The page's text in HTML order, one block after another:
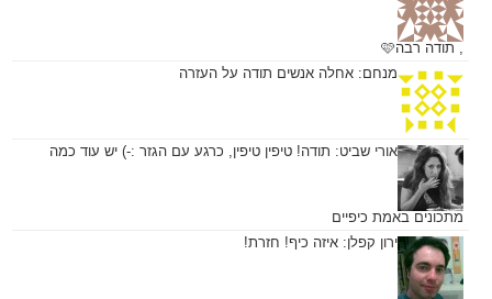
, תודה רבה🩷
מנחם: אחלה אנשים תודה על העזרה
אורי שביט: תודה! טיפין טיפין, כרגע עם הגזר :-) יש עוד כמה
מתכונים באמת כיפיים
ירון קפלן: איזה כיף! חזרת!